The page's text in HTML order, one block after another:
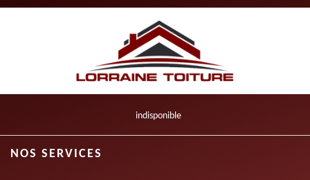
indisponible
NOS SERVICES